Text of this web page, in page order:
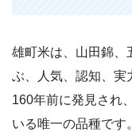
雄町米は、山田錦、
ぶ、人気、認知、実
160年前に発見され
いる唯一の品種です。